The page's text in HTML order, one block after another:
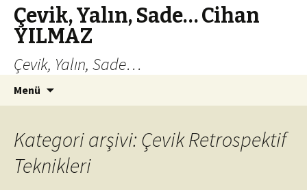
Çevik, Yalın, Sade… Cihan
YILMAZ
Çevik, Yalın, Sade…
Menü
Kategori arşivi: Çevik Retrospektif
Teknikleri